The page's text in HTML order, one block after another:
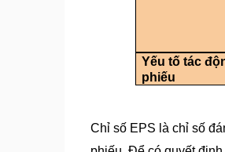
Yếu tố tác
phiếu
Chỉ số EPS là chỉ số